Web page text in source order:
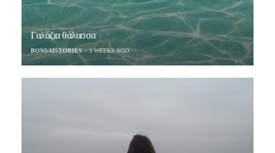
Γαλάζια θάλασσα
BONSAISTORIES 3 WEEKS AGO